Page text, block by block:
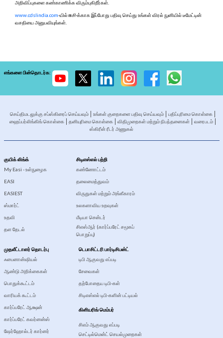
அறிவிப்புகளை கண்காணிக்க விரும்புகிறீர்கள்.
www.cdslindia.com-யில்ஈசி-க்காக இப்போது பதிவு செய்து உங்கள் விரல் நுனியில் டீமேட்டின்
வசதியை அனுபவியுங்கள்.
எங்களை பின்தொடர்க:
செய்திமடலுக்கு சப்ஸ்கிரைப் செய்யவும் உங்கள் குறைகளை பதிவு செய்யவும்
பதிப்புரிமை கொள்கை
ஹைப்பர்லிங்கிங் கொள்கை
தனியுரிமை கொள்கை விதிமுறைகள் மற்றும் நிபந்தனைகள்
வரைபடம்
ஸ்கிரீன் ரீடர் அணுகல்
குயிக் லிங்க்
My Easi - உள்நுழைக
EASI
EASIEST
ஸ்மார்ட்
உதவி
தள தேடல்
சிடிஎஸ்எல் பற்றி
கண்ணோட்டம்
தலைமைத்துவம்
விருதுகள் மற்றும் அங்கீகாரம்
உலகளாவிய உறவுகள்
மீடியா சென்டர்
சிஎஸ்ஆர் (கார்ப்பரேட் சமூகப்
பொறுப்பு)
முதலீட்டாளர் தொடர்பு
ஃபைனான்ஷியல்
ஆண்டு அறிக்கைகள்
பொதுக்கூட்டம்
வாரியக் கூட்டம்
கார்ப்பரேட் ஆக்ஷன்
கார்ப்பரேட் கவர்னன்ஸ்
ஷேர்ஹோல்டர் கார்னர்
டெபாசிட்டரி பார்டிசிபன்ட்
டிபி ஆகுவது எப்படி
சேவைகள்
தற்போதைய டிபி-கள்
சிடிஎஸ்எல் டிபி-களின் பட்டியல்
கிளியரிங் மெம்பர்
சிஎம் ஆகுவது எப்படி
செட்டில்மென்ட் செயல்முறைகள்